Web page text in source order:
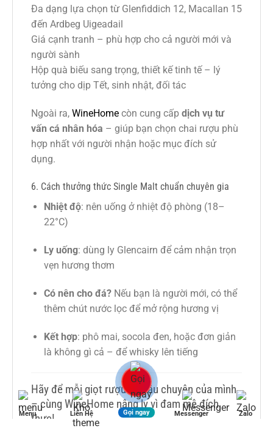
Đa dạng lựa chọn từ Glenfiddich 12, Macallan 15
đến Ardbeg Uigeadail
Giá cạnh tranh – phù hợp cho cả người mới và
người sành
Hộp quà biếu sang trọng, thiết kế tinh tế – lý
tưởng cho dịp Tết, sinh nhật, đối tác
Ngoài ra, WineHome còn cung cấp dịch vụ tư
vấn cá nhân hóa – giúp bạn chọn chai rượu phù
hợp nhất với người nhận hoặc mục đích sử
dụng.
6. Cách thưởng thức Single Malt chuẩn chuyên gia
Nhiệt độ: nên uống ở nhiệt độ phòng (18–
22°C)
Ly uống: dùng ly Glencairn để cảm nhận trọn
vẹn hương thơm
Có nên cho đá?Nếu bạn là người mới, có thể
thêm chút nước lọc để mở rộng hương vị
Kết hợp: phô mai, socola đen, hoặc đơn giản
là không gì cả – để whisky lên tiếng
Hãy để mỗi giọt rượu kể câu chuyện của mình
– cùng WineHome nâng ly vì đam mê đích
thực!
Menu Liên Hệ Gọi ngay Messenger Zalo